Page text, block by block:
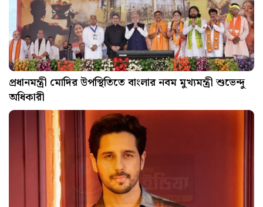
প্রধানমন্ত্রী মোদির উপস্থিতিতে বাংলার নবম মুখ্যমন্ত্রী শুভেন্দু
অধিকারী